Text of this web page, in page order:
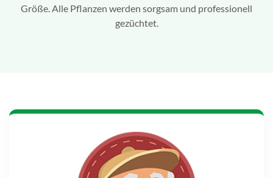
Größe. Alle Pflanzen werden sorgsam und professionell
gezüchtet.